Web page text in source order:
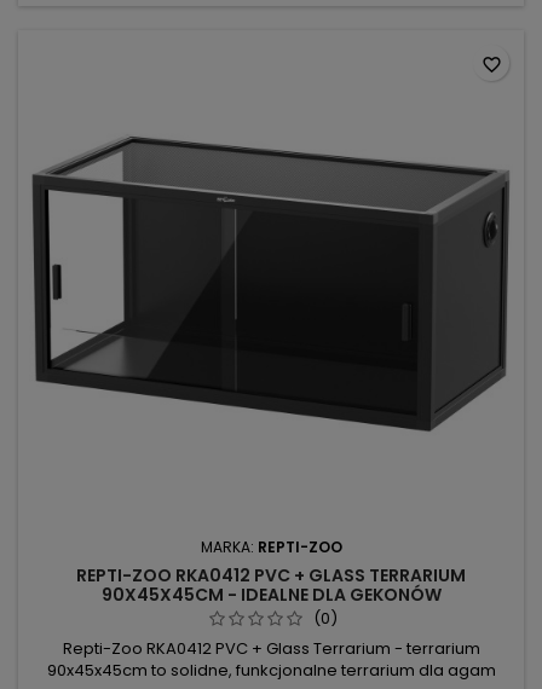
MARKA: REPTI-ZOO
REPTI-ZOO RKA0412 PVC + GLASS TERRARIUM
90X45X45CM - IDEALNE DLA GEKONÓW
(0)
Repti-Zoo RKA0412 PVC + Glass Terrarium - terrarium
90x45x45cm to solidne, funkcjonalne terrarium dla agam
favorite_border